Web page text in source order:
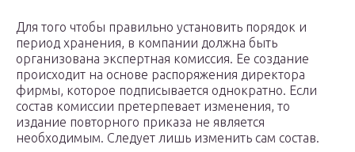
Для того чтобы правильно установить порядок и
период хранения, в компании должна быть
организована экспертная комиссия. Ее создание
происходит на основе распоряжения директора
фирмы, которое подписывается однократно. Если
состав комиссии претерпевает изменения, то
издание повторного приказа не является
необходимым. Следует лишь изменить сам состав.